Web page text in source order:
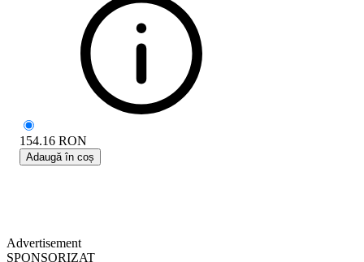
154.16 RON
Adaugă în coș
Advertisement
SPONSORIZAT